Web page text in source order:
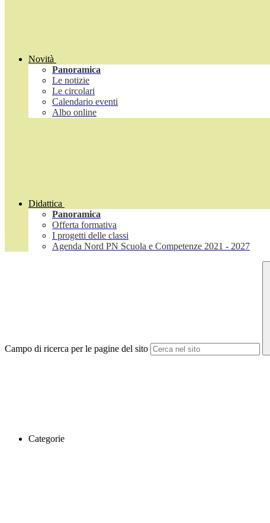
Novità
Panoramica
Le notizie
Le circolari
Calendario eventi
Albo online
Didattica
Panoramica
Offerta formativa
I progetti delle classi
Agenda Nord PN Scuola e Competenze 2021 - 2027
Campo di ricerca per le pagine del sito
Categorie